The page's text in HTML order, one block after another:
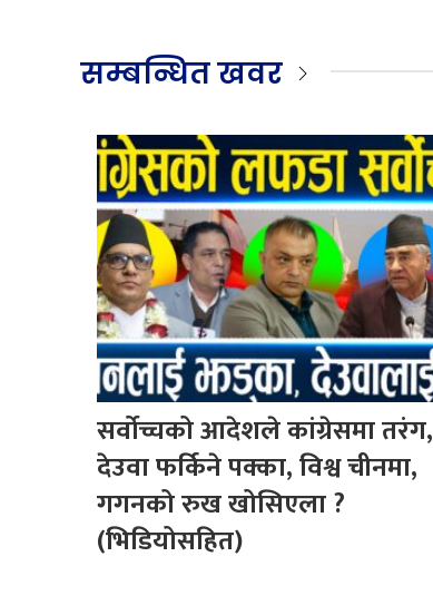
सम्बन्धित खवर
सर्वोच्चको आदेशले कांग्रेसमा तरंग,
देउवा फर्किने पक्का, विश्व चीनमा,
गगनको रुख खोसिएला ?
(भिडियोसहित)